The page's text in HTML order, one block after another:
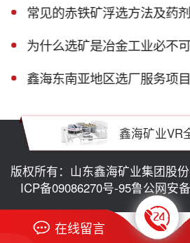
常见的赤铁矿浮选方法及药
为什么选矿是冶金工业必不
鑫海东南亚地区选厂服务项目之越
鑫海矿业VR
版权所有：山东鑫海矿业集团股
ICP备09086270号-95鲁公网安
在线留言